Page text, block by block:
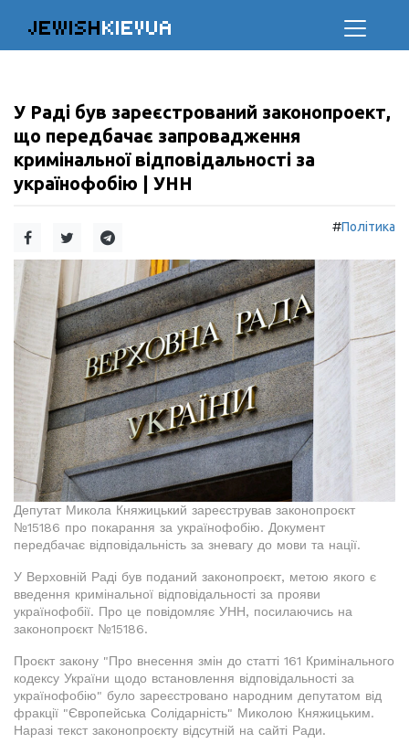
JEWISHKIEVUA
У Раді був зареєстрований законопроект,
що передбачає запровадження
кримінальної відповідальності за
українофобію | УНН
#Політика
Депутат Микола Княжицький зареєстрував законопроєкт
№15186 про покарання за українофобію. Документ
передбачає відповідальність за зневагу до мови та нації.
У Верховній Раді був поданий законопроєкт, метою якого є
введення кримінальної відповідальності за прояви
українофобії. Про це повідомляє УНН, посилаючись на
законопроєкт №15186.
Проєкт закону "Про внесення змін до статті 161 Кримінального
кодексу України щодо встановлення відповідальності за
українофобію" було зареєстровано народним депутатом від
фракції "Європейська Солідарність" Миколою Княжицьким.
Наразі текст законопроєкту відсутній на сайті Ради.